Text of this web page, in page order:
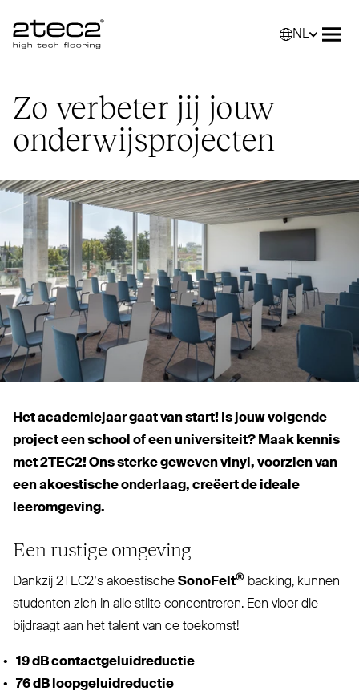
Primary
NL
Zo verbeter jij jouw
onderwijsprojecten
Het aca­de­miejaar gaat van start! Is jouw volgende
project een school of een uni­versiteit? Maak kennis
met2TEC2! Ons sterke geweven vinyl, voorzien van
een akoestische onderlaag, creëert de ideale
leeromgeving.
Een rustige omgeving
Dankzij 2TEC2’s akoestische SonoFelt® backing, kunnen
studenten zich in alle stilte con­centreren. Een vloer die
bijdraagt aan het talent van de toekomst!
19 dB contactgeluidreductie
76 dB loopgeluidreductie